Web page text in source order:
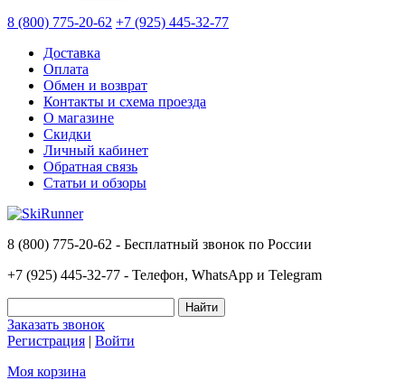
8 (800) 775-20-62 +7 (925) 445-32-77
Доставка
Оплата
Обмен и возврат
Контакты и схема проезда
О магазине
Скидки
Личный кабинет
Обратная связь
Статьи и обзоры
8 (800) 775-20-62 - Бесплатный звонок по России
+7 (925) 445-32-77 - Телефон, WhatsApp и Telegram
Заказать звонок
Регистрация | Войти
Моя корзина